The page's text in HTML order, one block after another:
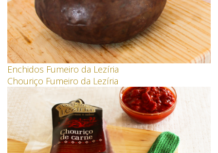
Enchidos Fumeiro da Lezíria
Chouriço Fumeiro da Lezíria